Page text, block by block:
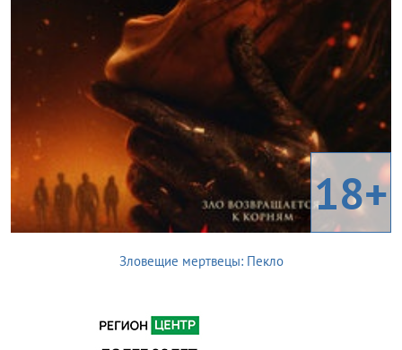
18+
Зловещие мертвецы: Пекло